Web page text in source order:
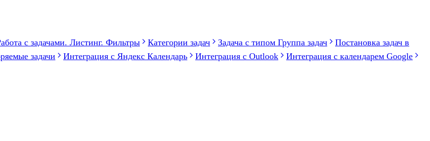
с задачами. Листинг. Фильтры Категории задач Задача с типом Группа задач
Постановка задач в
задачи Интеграция с Яндекс Календарь Интеграция с Outlook
Интеграция с календарем Google